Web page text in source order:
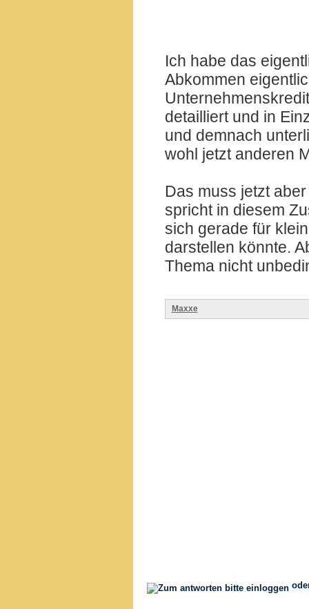
Ich habe das
Abkommen
detailliert und in
und demnach
wohl jetzt anderen
Das muss jetzt
spricht in diesem
sich gerade für
darstellen könnte.
Thema nicht
Maxxe